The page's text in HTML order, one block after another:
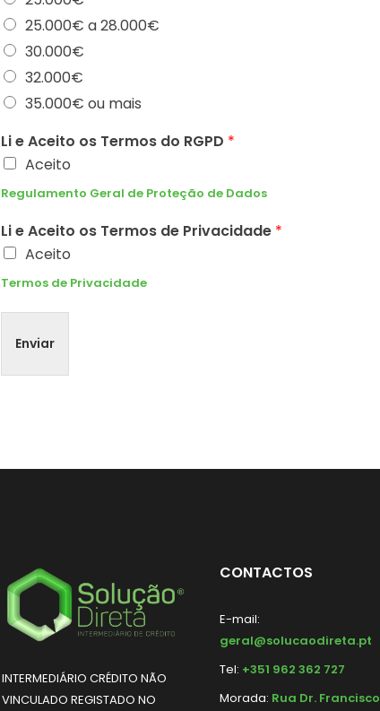
25.000€ a 28.000€
30.000€
32.000€
35.000€ ou mais
Li e Aceito os Termos do RGPD *
Aceito
Regulamento Geral de Proteção de Dados
Li e Aceito os Termos de Privacidade *
Aceito
Termos de Privacidade
Enviar
INTERMEDIÁRIO CRÉDITO NÃO
VINCULADO REGISTADO NO
CONTACTOS
E-mail:
geral@solucaodireta.pt
Tel: +351 962 362 727
Morada: Rua Dr. Francisco